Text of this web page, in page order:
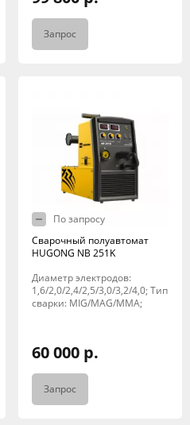
Запрос
По запросу
Сварочный полуавтомат
HUGONG NB 251K
Диаметр электродов:
1,6/2,0/2,4/2,5/3,0/3,2/4,0; Тип
сварки: MIG/MAG/MMA;
60 000 р.
Запрос